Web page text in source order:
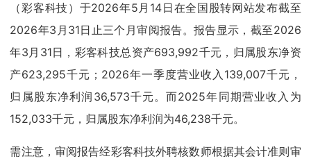
（彩客科技）于2026年5月14日在全国股转网站发布截至
2026年3月31日止三个月审阅报告。报告显示，截至2026
年3月31日，彩客科技总资产693,992千元，归属股东净资
产623,295千元；2026年一季度营业收入139,007千元，
归属股东净利润36,573千元。而2025年同期营业收入为
152,033千元，归属股东净利润为46,238千元。
需注意，审阅报告经彩客科技外聘核数师根据其会计准则审